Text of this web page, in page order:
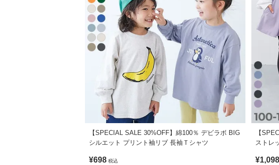
【SPECIAL SALE 30%OFF】綿100％ デビラボ BIG
シルエット プリント袖リブ 長袖Ｔシャツ
¥698 税込
【
ストレ
¥1,098